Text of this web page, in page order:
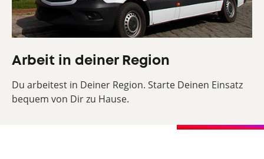
Arbeit in deiner Region
Du arbeitest in Deiner Region. Starte Deinen Einsatz
bequem von Dir zu Hause.